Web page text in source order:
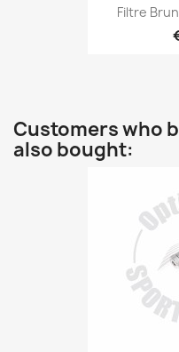
Filtre
Customers who
also bought: